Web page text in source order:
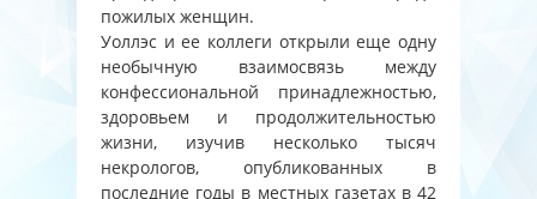
пожилых женщин.
Уоллэс и ее коллеги открыли еще одну
необычную взаимосвязь между
конфессиональной принадлежностью,
здоровьем и продолжительностью
жизни, изучив несколько тысяч
некрологов, опубликованных в
последние годы в местных газетах в 42